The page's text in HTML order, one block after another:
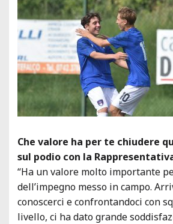
Che valore ha per te chiudere
sul podio con la
“Ha un valore molto importante
dell’impegno messo in campo.
conoscerci e confrontandoci con
livello, ci ha dato grande